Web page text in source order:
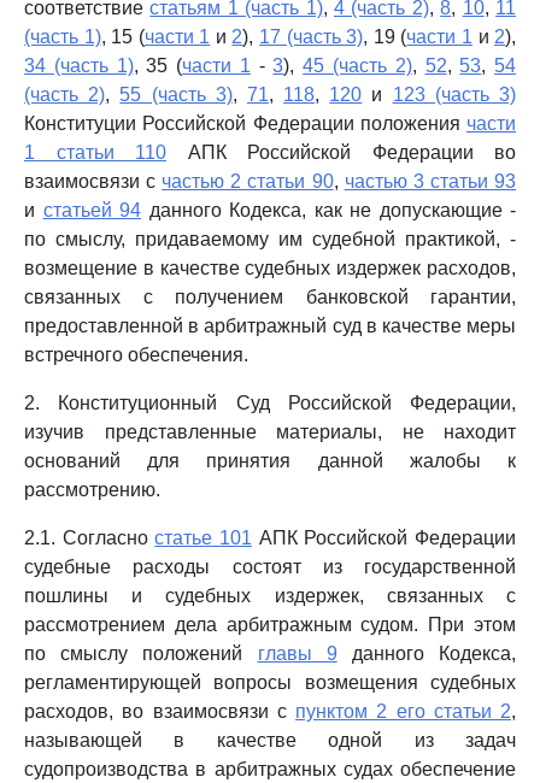
соответствиестатьям 1 (часть 1),4 (часть 2),8, 10, 11
(часть 1), 15 (части 1 и 2), 17 (часть 3), 19 (части 1 и 2),
34 (часть 1), 35 (части 1 -3),45 (часть 2), 52, 53, 54
(часть 2), 55 (часть 3), 71, 118, 120 и 123 (часть 3)
Конституции Российской Федерации положения части
1 статьи 110 АПК Российской Федерации во
взаимосвязи с частью 2 статьи 90, частью 3 статьи 93
и статьей 94 данного Кодекса, как не допускающие -
по смыслу, придаваемому им судебной практикой, -
возмещение в качестве судебных издержек расходов,
связанных с получением банковской гарантии,
предоставленной в арбитражный суд в качестве меры
встречного обеспечения.
2. Конституционный Суд Российской Федерации,
изучив представленные материалы, не находит
оснований для принятия данной жалобы к
рассмотрению.
2.1. Согласностатье 101 АПК Российской Федерации
судебные расходы состоят из государственной
пошлины и судебных издержек, связанных с
рассмотрением дела арбитражным судом. При этом
по смыслу положений главы 9 данного Кодекса,
регламентирующей вопросы возмещения судебных
расходов, во взаимосвязи с пунктом 2 его статьи 2,
называющей в качестве одной из задач
судопроизводства в арбитражных судах обеспечение